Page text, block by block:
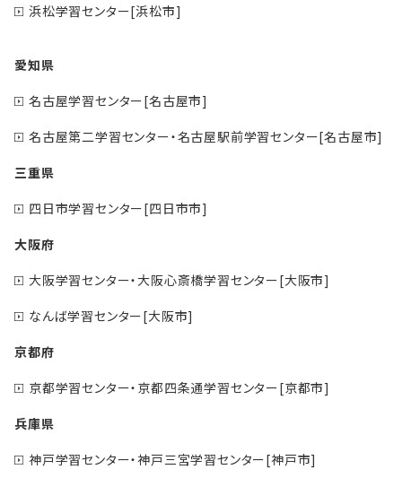
浜松学習センター[浜松市]
愛知県
名古屋学習センター[名古屋市]
名古屋第二学習センター・名古屋駅前学習センター[名古屋市]
三重県
四日市学習センター[四日市市]
大阪府
大阪学習センター・大阪心斎橋学習センター[大阪市]
なんば学習センター[大阪市]
京都府
京都学習センター・京都四条通学習センター[京都市]
兵庫県
神戸学習センター・神戸三宮学習センター[神戸市]